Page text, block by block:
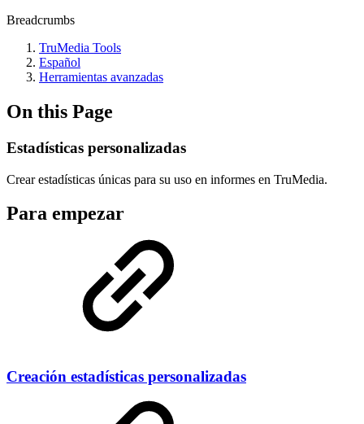
Breadcrumbs
TruMedia Tools
Español
Herramientas avanzadas
On this Page
Estadísticas personalizadas
Crear estadísticas únicas para su uso en informes en TruMedia.
Para empezar
Creación estadísticas personalizadas